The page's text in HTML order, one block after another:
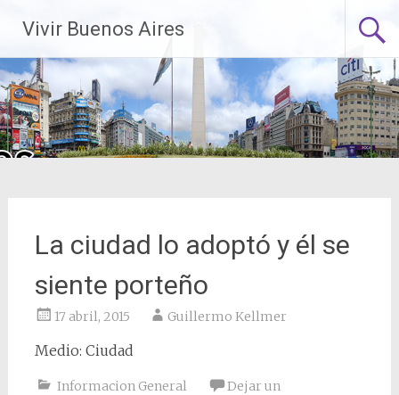
contenido
Vivir Buenos Aires
La ciudad lo adoptó y él se
siente porteño
17 abril, 2015 Guillermo Kellmer
Medio: Ciudad
Informacion General
Dejar un